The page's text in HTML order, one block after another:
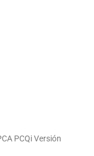
PCQi Versión